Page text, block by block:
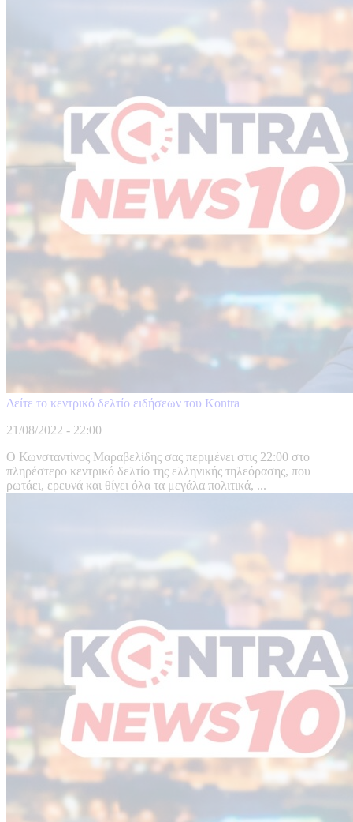
Δείτε το κεντρικό δελτίο ειδήσεων του Kontra
21/08/2022 - 22:00
Ο Κωνσταντίνος Μαραβελίδης σας περιμένει στις 22:00 στο
πληρέστερο κεντρικό δελτίο της ελληνικής τηλεόρασης, που
ρωτάει, ερευνά και θίγει όλα τα μεγάλα πολιτικά, ...